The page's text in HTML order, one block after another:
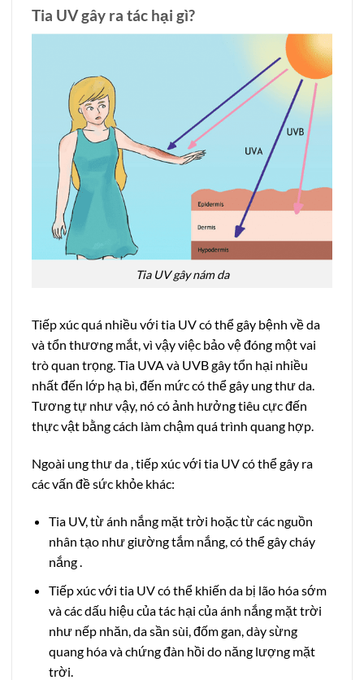
Tia UV gây ra tác hại gì?
Tia UV gây nám da
Tiếp xúc quá nhiều với tia UV có thể gây bệnh về da
và tổn thương mắt, vì vậy việc bảo vệ đóng một vai
trò quan trọng. Tia UVA và UVB gây tổn hại nhiều
nhất đến lớp hạ bì, đến mức có thể gây ung thư da.
Tương tự như vậy, nó có ảnh hưởng tiêu cực đến
thực vật bằng cách làm chậm quá trình quang hợp.
Ngoài ung thư da , tiếp xúc với tia UV có thể gây ra
các vấn đề sức khỏe khác:
Tia UV, từ ánh nắng mặt trời hoặc từ các nguồn
nhân tạo như giường tắm nắng, có thể gây cháy
nắng .
Tiếp xúc với tia UV có thể khiến da bị lão hóa sớm
và các dấu hiệu của tác hại của ánh nắng mặt trời
như nếp nhăn, da sần sùi, đốm gan, dày sừng
quang hóa và chứng đàn hồi do năng lượng mặt
trời.